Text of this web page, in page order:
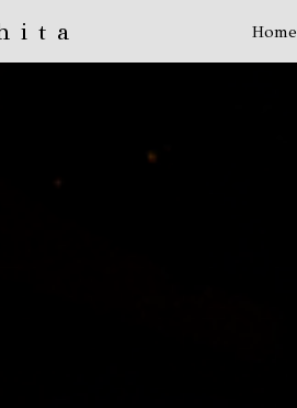
Home